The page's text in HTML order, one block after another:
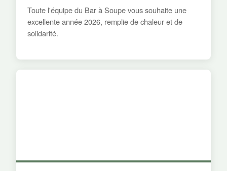
Toute l'équipe du Bar à Soupe vous souhaite une
excellente année 2026, remplie de chaleur et de
solidarité.